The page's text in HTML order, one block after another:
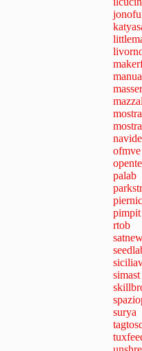
ofmve
palab
pimpit
rtob
simast
surya